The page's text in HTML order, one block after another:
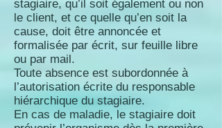
stagiaire, qu’il soit également ou non
le client, et ce quelle qu’en soit la
cause, doit être annoncée et
formalisée par écrit, sur feuille libre
ou par mail.
Toute absence est subordonnée à
l’autorisation écrite du responsable
hiérarchique du stagiaire.
En cas de maladie, le stagiaire doit